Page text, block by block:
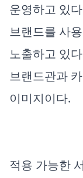
운영하고 있
브랜드를 사
노출하고 있
브랜드관과
이미지이다.
적용 가능한